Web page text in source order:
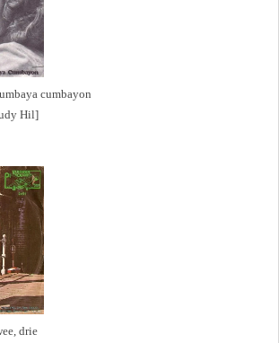
cumbayon
Hil]
drie